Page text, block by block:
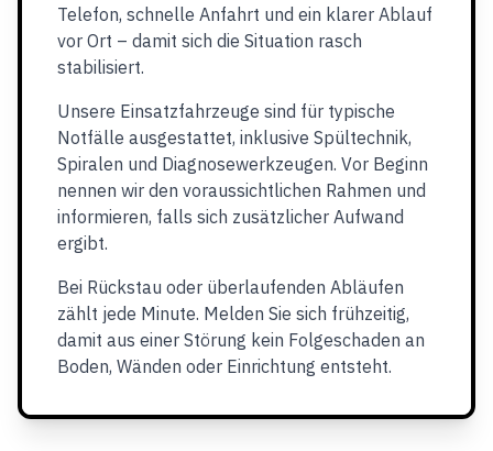
Telefon, schnelle Anfahrt und ein klarer Ablauf
vor Ort – damit sich die Situation rasch
stabilisiert.
Unsere Einsatzfahrzeuge sind für typische
Notfälle ausgestattet, inklusive Spültechnik,
Spiralen und Diagnosewerkzeugen. Vor Beginn
nennen wir den voraussichtlichen Rahmen und
informieren, falls sich zusätzlicher Aufwand
ergibt.
Bei Rückstau oder überlaufenden Abläufen
zählt jede Minute. Melden Sie sich frühzeitig,
damit aus einer Störung kein Folgeschaden an
Boden, Wänden oder Einrichtung entsteht.